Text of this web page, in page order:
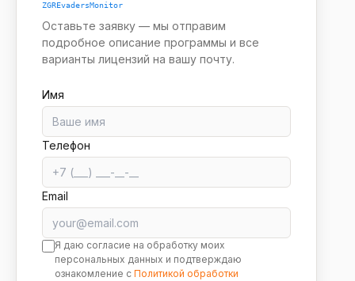
ZGREvadersMonitor
Оставьте заявку — мы отправим
подробное описание программы и все
варианты лицензий на вашу почту.
Имя
Телефон
Email
Я даю согласие на обработку моих
персональных данных и подтверждаю
ознакомление с Политикой обработки